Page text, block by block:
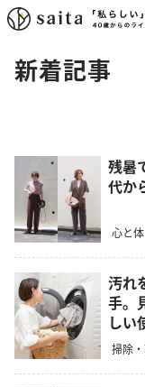
新着記事
残暑
代か
心と体
汚れ
手。
しい
掃除